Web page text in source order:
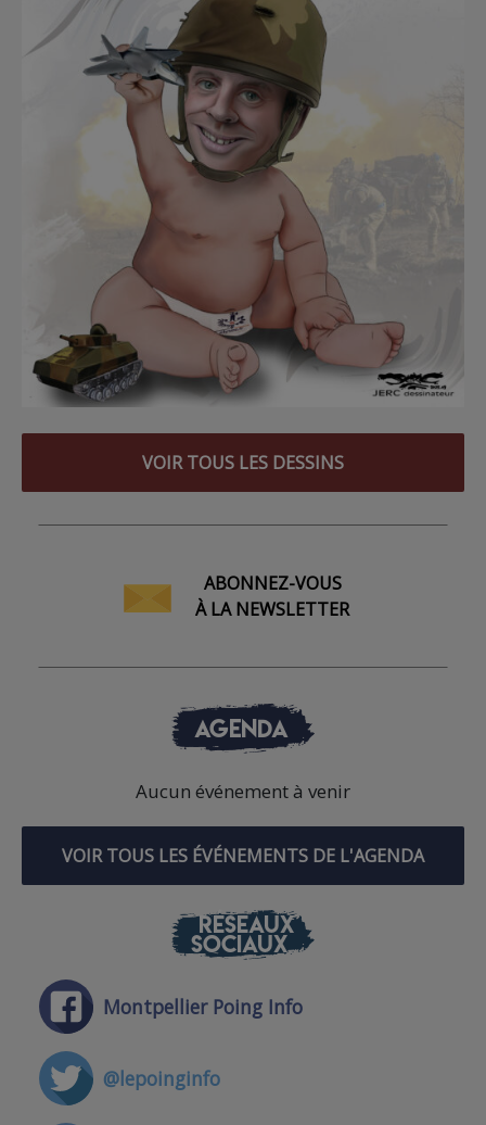
VOIR TOUS LES DESSINS
ABONNEZ-VOUS
À LA NEWSLETTER
AGENDA
Aucun événement à venir
VOIR TOUS LES ÉVÉNEMENTS DE L'AGENDA
RÉSEAUX
SOCIAUX
Montpellier Poing Info
@lepoinginfo